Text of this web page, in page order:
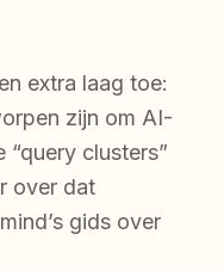
extra laag toe:
zijn om AI-
clusters”
over dat
gids over